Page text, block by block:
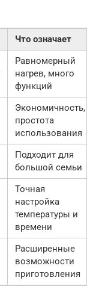
Что означает
Равномерный
нагрев, много
функций
Экономичность,
простота
использования
Подходит для
большой семьи
Точная
настройка
температуры и
времени
Расширенные
возможности
приготовления